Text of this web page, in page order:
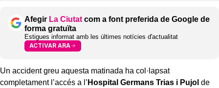
Afegir La Ciutat com a font preferida de Google de
forma gratuïta
Estigues informat amb les últimes notícies d'actualitat
ACTIVAR ARA
Un accident greu aquesta matinada ha col·lapsat
completament l’accés a l’ Hospital Germans Trias i Pujol de